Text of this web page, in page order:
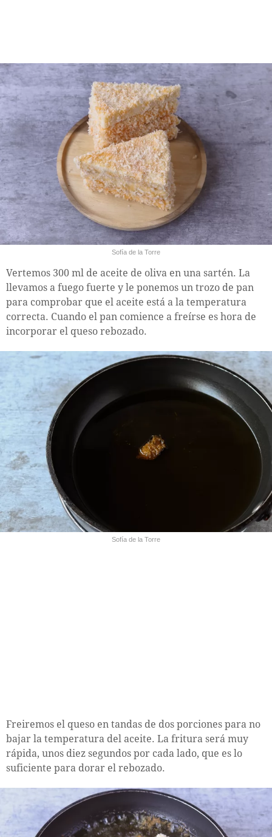
Sofía de la Torre
Vertemos 300 ml de aceite de oliva en una sartén. La
llevamos a fuego fuerte y le ponemos un trozo de pan
para comprobar que el aceite está a la temperatura
correcta. Cuando el pan comience a freírse es hora de
incorporar el queso rebozado.
Sofía de la Torre
Freiremos el queso en tandas de dos porciones para no
bajar la temperatura del aceite. La fritura será muy
rápida, unos diez segundos por cada lado, que es lo
suficiente para dorar el rebozado.